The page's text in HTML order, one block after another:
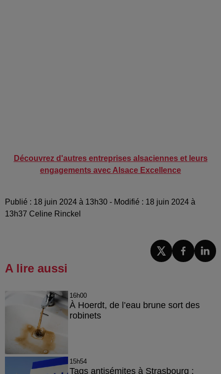
Découvrez d'autres entreprises alsaciennes et leurs
engagements avec Alsace Excellence
Publié : 18 juin 2024 à 13h30 - Modifié : 18 juin 2024 à
13h37 Celine Rinckel
A lire aussi
16h00
À Hoerdt, de l’eau brune sort des
robinets
15h54
Tags antisémites à Strasbourg :